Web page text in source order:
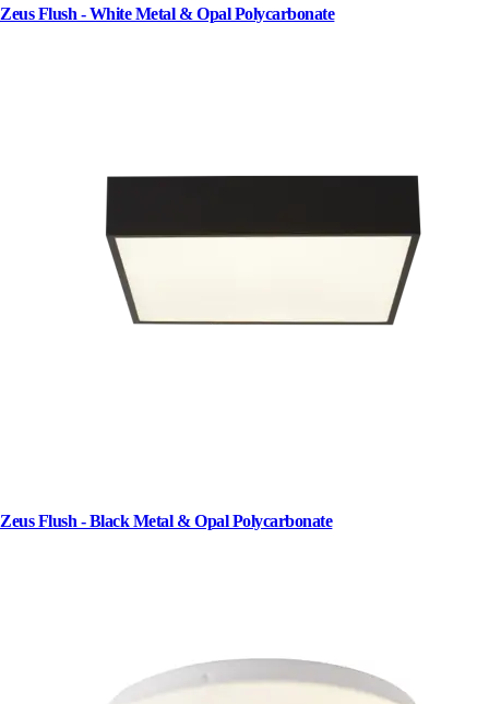
Zeus Flush - White Metal & Opal Polycarbonate
Zeus Flush - Black Metal & Opal Polycarbonate